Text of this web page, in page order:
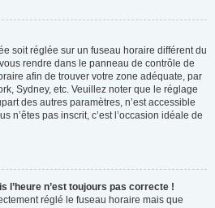
soit réglée sur un fuseau horaire différent du
rendre dans le panneau de contrôle de
afin de trouver votre zone adéquate, par
Sydney, etc. Veuillez noter que le réglage
des autres paramètres, n’est accessible
n’êtes pas inscrit, c’est l’occasion idéale de
l’heure n’est toujours pas correcte !
réglé le fuseau horaire mais que